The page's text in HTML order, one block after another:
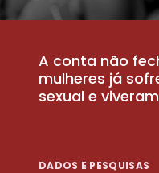
A conta não
mulheres já
sexual e
DADOS E PESQUISAS